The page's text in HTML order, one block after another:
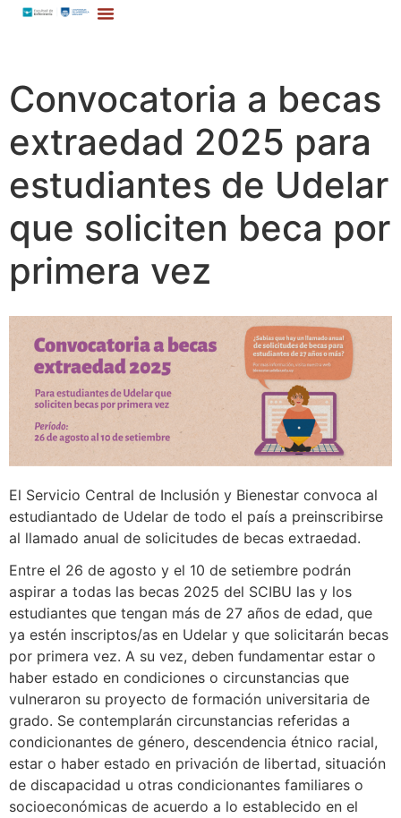
Convocatoria a becas
extraedad 2025 para
estudiantes de Udelar
que soliciten beca por
primera vez
El Servicio Central de Inclusión y Bienestar convoca al
estudiantado de Udelar de todo el país a preinscribirse
al llamado anual de solicitudes de becas extraedad.
Entre el 26 de agosto y el 10 de setiembre podrán
aspirar a todas las becas 2025 del SCIBU las y los
estudiantes que tengan más de 27 años de edad, que
ya estén inscriptos/as en Udelar y que solicitarán becas
por primera vez. A su vez, deben fundamentar estar o
haber estado en condiciones o circunstancias que
vulneraron su proyecto de formación universitaria de
grado. Se contemplarán circunstancias referidas a
condicionantes de género, descendencia étnico racial,
estar o haber estado en privación de libertad, situación
de discapacidad u otras condicionantes familiares o
socioeconómicas de acuerdo a lo establecido en el